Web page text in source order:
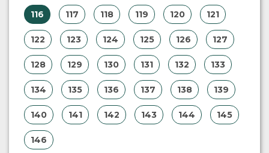
116 117 118 119 120 121
122 123 124 125 126 127
128 129 130 131 132 133
134 135 136 137 138 139
140 141 142 143 144 145
146